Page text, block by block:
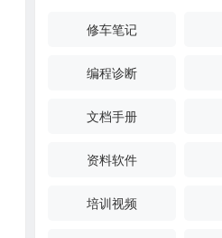
修车笔记
编程诊断
文档手册
资料软件
培训视频